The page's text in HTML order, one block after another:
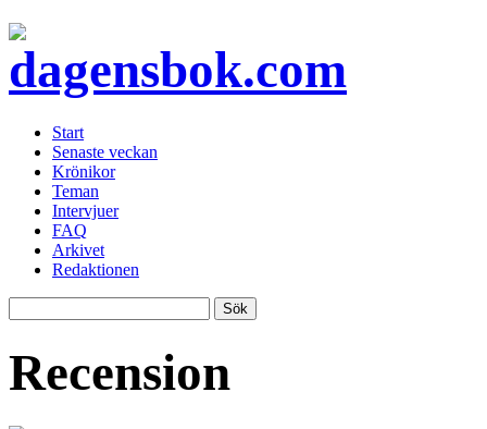
Start
Senaste veckan
Krönikor
Teman
Intervjuer
FAQ
Arkivet
Redaktionen
Recension